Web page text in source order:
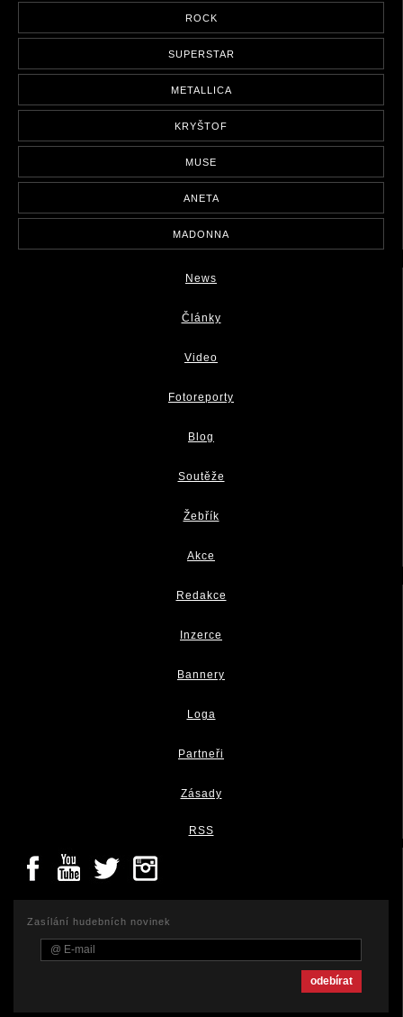
ROCK
SUPERSTAR
METALLICA
KRYŠTOF
MUSE
ANETA
MADONNA
News
Články
Video
Fotoreporty
Blog
Soutěže
Žebřík
Akce
Redakce
Inzerce
Bannery
Loga
Partneři
Zásady
RSS
Zasílání hudebních novinek